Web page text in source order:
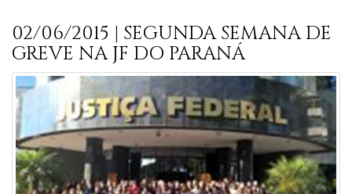
02/06/2015 | SEGUNDA SEMANA DE
GREVE NA JF DO PARANÁ